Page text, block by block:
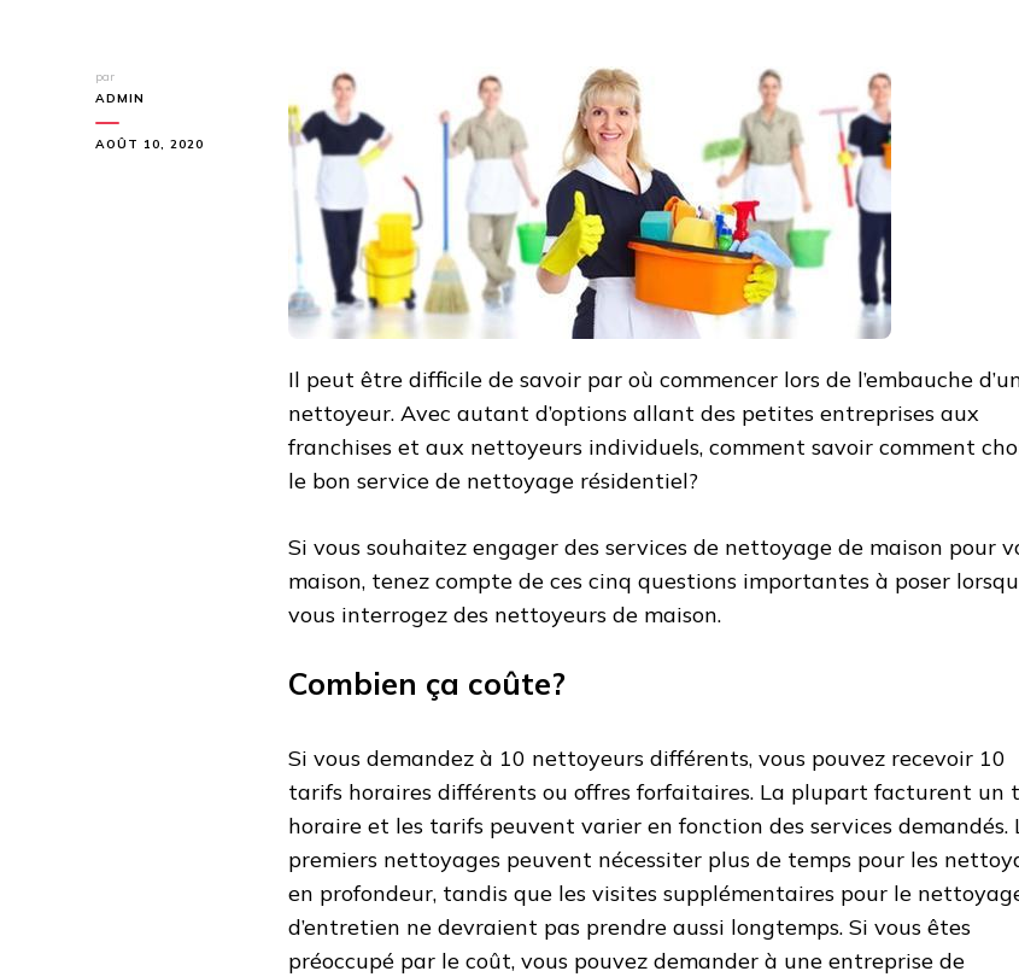
par
ADMIN
AOÛT 10, 2020
Il peut être difficile de savoir par où commencer lors de l’embauche
nettoyeur. Avec autant d’options allant des petites entreprises aux
franchises et aux nettoyeurs individuels, comment savoir comment
le bon service de nettoyage résidentiel?
Si vous souhaitez engager des services de nettoyage de maison pour
maison, tenez compte de ces cinq questions importantes à poser
vous interrogez des nettoyeurs de maison.
Combien ça coûte?
Si vous demandez à 10 nettoyeurs différents, vous pouvez recevoir 10
tarifs horaires différents ou offres forfaitaires. La plupart facturent un
horaire et les tarifs peuvent varier en fonction des services demandés.
premiers nettoyages peuvent nécessiter plus de temps pour les
en profondeur, tandis que les visites supplémentaires pour le
d’entretien ne devraient pas prendre aussi longtemps. Si vous êtes
préoccupé par le coût, vous pouvez demander à une entreprise de